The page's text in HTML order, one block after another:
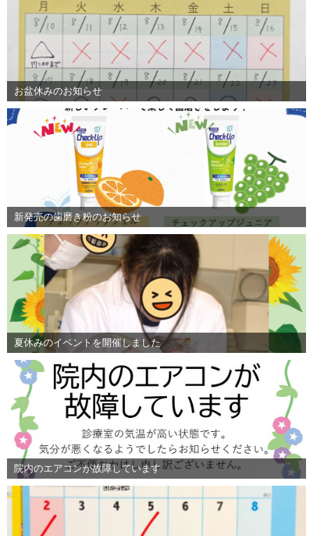
お盆休みのお知らせ
新発売の歯磨き粉のお知らせ
夏休みのイベントを開催しました
院内のエアコンが故障しています